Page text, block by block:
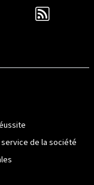
de la société